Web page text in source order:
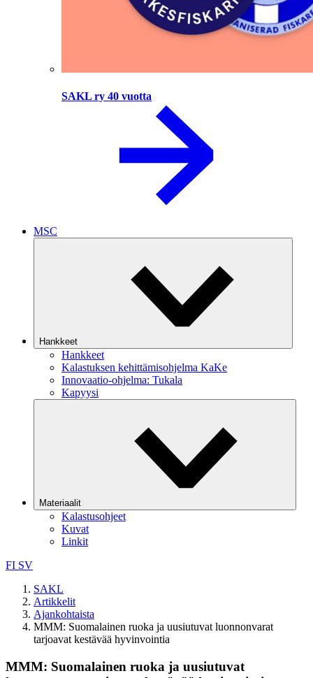
SAKL ry 40 vuotta
MSC
Hankkeet
Hankkeet
Kalastuksen kehittämisohjelma KaKe
Innovaatio-ohjelma: Tukala
Kapyysi
Materiaalit
Kalastusohjeet
Kuvat
Linkit
FI SV
SAKL
Artikkelit
Ajankohtaista
MMM: Suomalainen ruoka ja uusiutuvat luonnonvarat
tarjoavat kestävää hyvinvointia
MMM: Suomalainen ruoka ja uusiutuvat